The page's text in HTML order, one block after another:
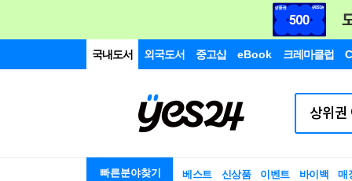
국내도서 외국도서 중고샵 eBook 크레마클럽
빠른분야찾기 베스트 신상품 이벤트 바이백 매